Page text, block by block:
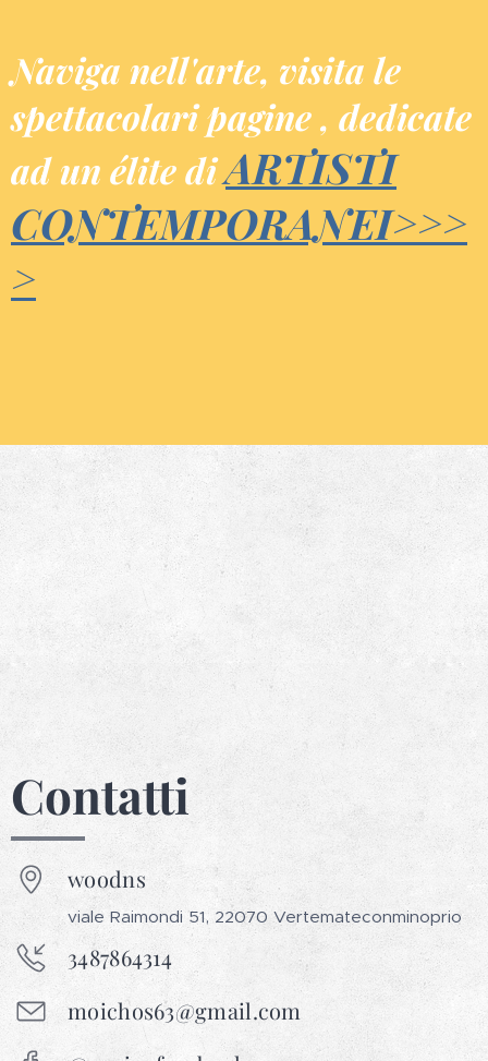
Naviga nell'arte, visita le
spettacolari pagine , dedicate
ad un élite diARTISTI
CONTEMPORANEI>>>
>
Contatti
woodns
viale Raimondi 51, 22070 Vertemateconminoprio
3487864314
moichos63@gmail.com